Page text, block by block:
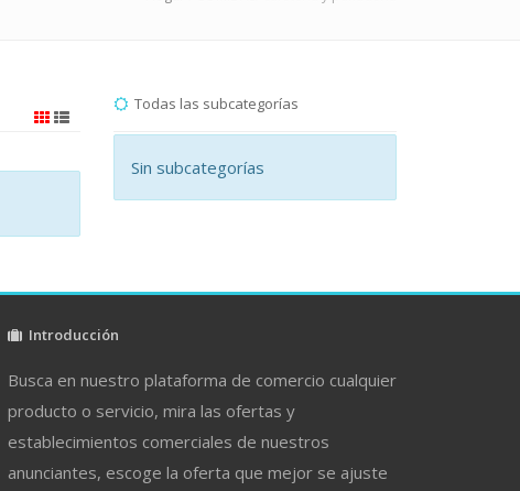
Todas las subcategorías
Sin subcategorías
Introducción
Busca en nuestro plataforma de comercio cualquier
producto o servicio, mira las ofertas y
establecimientos comerciales de nuestros
anunciantes, escoge la oferta que mejor se ajuste